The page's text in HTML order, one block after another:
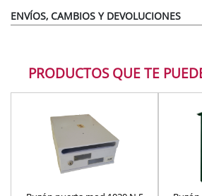
Norma Europea: Conforme a la
Estanqueidad:
Boca:320 x 20 mm.
Acero inoxidable satinado AISI
Capacidad de boca:
ENVÍOS, CAMBIOS Y DEVOLUCIONES
PRODUCTOS QUE TE